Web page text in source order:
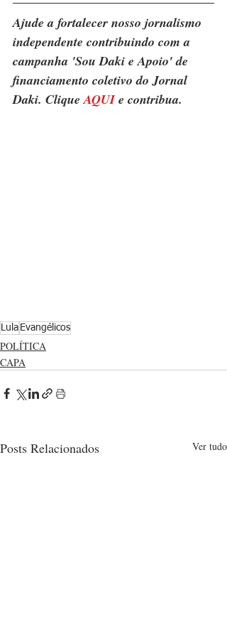
Ajude a fortalecer nosso jornalismo
independente contribuindo com a
campanha 'Sou Daki e Apoio' de
financiamento coletivo do Jornal
Daki. Clique AQUI e contribua.
Lula Evangélicos
POLÍTICA
CAPA
Posts Relacionados Ver tudo